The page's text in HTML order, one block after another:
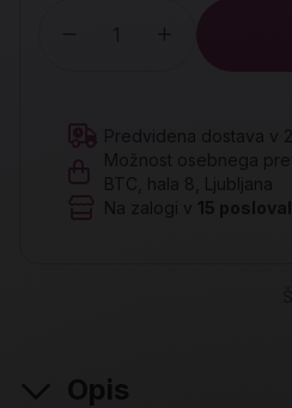
Predvidena dostava v
Možnost osebnega
BTC, hala 8, Ljubljana
Na zalogi v 15
Opis